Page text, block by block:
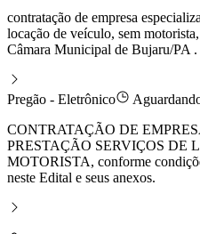
contratação de empresa
locação de veículo, sem
Câmara Municipal de Bujaru/PA .
Pregão - Eletrônico
CONTRATAÇÃO DE
PRESTAÇÃO SERVIÇOS DE
MOTORISTA, conforme
neste Edital e seus anexos.